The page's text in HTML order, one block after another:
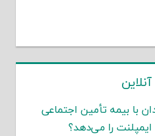
با بیمه تأمین اجتماعی